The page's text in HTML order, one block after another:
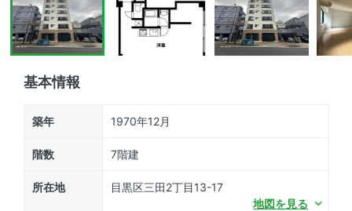
基本情報
築年 1970年12月
階数 7階建
所在地
目黒区三田2丁目13-17
地図を見る